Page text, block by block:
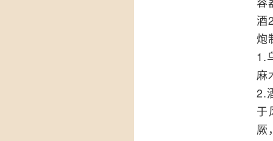
酒
炮
1.
麻
2.
于
厥